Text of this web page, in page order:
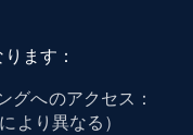
ます：
グへのアクセス：
より異なる）